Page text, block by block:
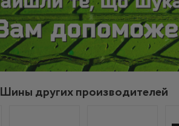
Шины других производителей